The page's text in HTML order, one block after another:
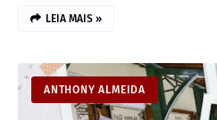
LEIA MAIS »
ANTHONY ALMEIDA